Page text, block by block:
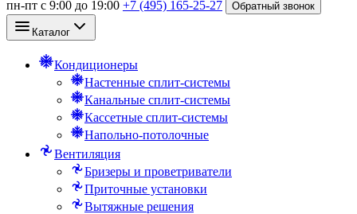
пн-пт с 9:00 до 19:00 +7 (495) 165-25-27 Обратный звонок
Каталог
Кондиционеры
Настенные сплит-системы
Канальные сплит-системы
Кассетные сплит-системы
Напольно-потолочные
Вентиляция
Бризеры и проветриватели
Приточные установки
Вытяжные решения